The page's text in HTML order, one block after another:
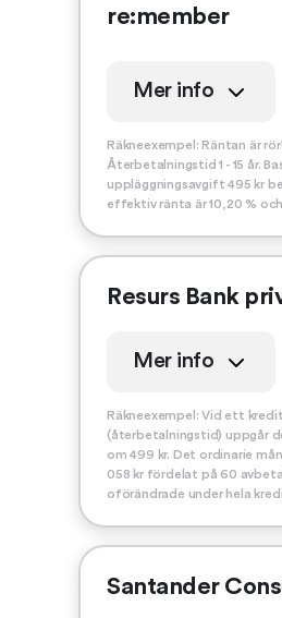
re:member
Mer info
Räkneexempel: Räntan är
Återbetalningstid 1 - 15 år.
uppläggningsavgift 495 kr
effektiv ränta är 10,20 %
Resurs Bank
Mer info
Räkneexempel: Vid ett
(återbetalningstid) uppgår
om 499 kr. Det ordinarie
058 kr fördelat på 60
oförändrade under hela
Santander